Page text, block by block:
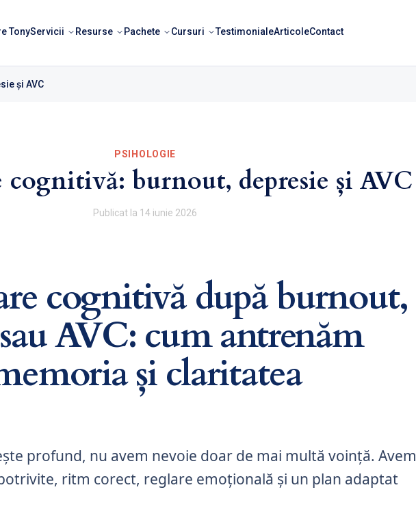
TonyServicii Resurse Pachete Cursuri TestimonialeArticoleContact
și AVC
PSIHOLOGIE
cognitivă: burnout, depresie și AVC
Publicat la 14 iunie 2026
cognitivă după burnout,
AVC: cum antrenăm
și claritatea
profund, nu avem nevoie doar de mai multă voință. Avem
ritm corect, reglare emoțională și un plan adaptat